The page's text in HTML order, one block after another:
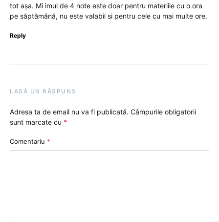
tot așa. Mi imul de 4 note este doar pentru materiile cu o ora
pe săptămână, nu este valabil si pentru cele cu mai multe ore.
Reply
LASĂ UN RĂSPUNS
Adresa ta de email nu va fi publicată. Câmpurile obligatorii
sunt marcate cu *
Comentariu *